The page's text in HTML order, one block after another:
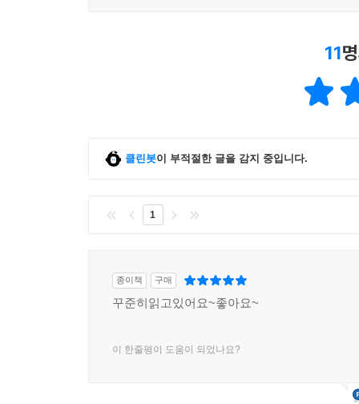
11
클린봇이 부적절한 글을 감지 중입니다.
1
종이책 구매
꾸준히읽고있어요~좋아요~
이 한줄평이 도움이 되었나요?